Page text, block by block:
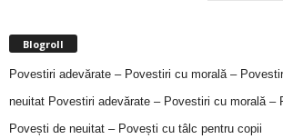
Blogroll
Povestiri adevărate – Povestiri cu morală –
neuitat Povestiri adevărate – Povestiri cu morală –
Povești de neuitat – Povești cu tâlc pentru copii